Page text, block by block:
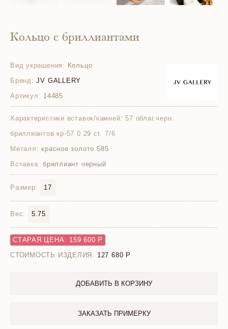
Кольцо с бриллиантами
Вид украшения: Кольцо
Бренд: JV GALLERY
Артикул: 14485
Характеристики вставок/камней: 57 облаг.черн.
бриллиантов кр-57 0.29 ct. 7/6
Металл: красное золото 585
Вставка: бриллиант черный
Размер: 17
Вес: 5.75
СТАРАЯ ЦЕНА: 159 600 Р
СТОИМОСТЬ ИЗДЕЛИЯ: 127 680
ДОБАВИТЬ В КОРЗИНУ
ЗАКАЗАТЬ ПРИМЕРКУ